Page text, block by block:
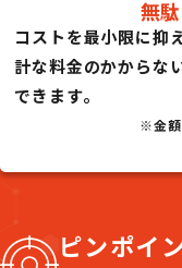
無
コストを最小限に抑
計な料金のかからな
できます。
※金額
ピンポイ